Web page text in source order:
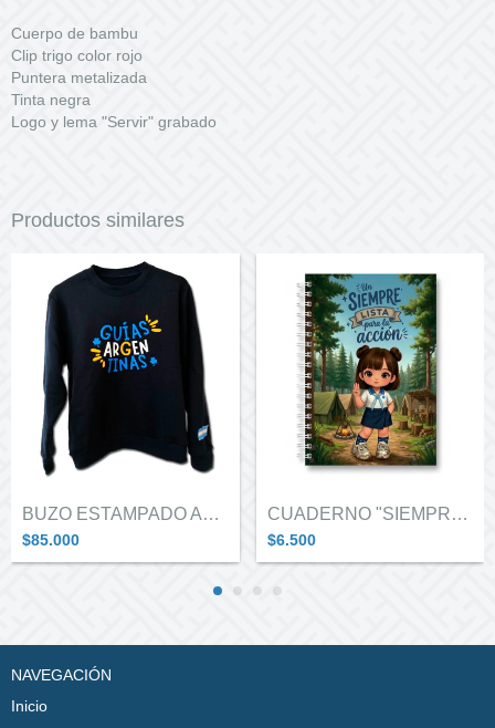
Cuerpo de bambu
Clip trigo color rojo
Puntera metalizada
Tinta negra
Logo y lema "Servir" grabado
Productos similares
BUZO ESTAMPADO ALGODON NIÑA
$85.000
CUADERNO "SIEMPRE LISTA"
$6.500
NAVEGACIÓN
Inicio